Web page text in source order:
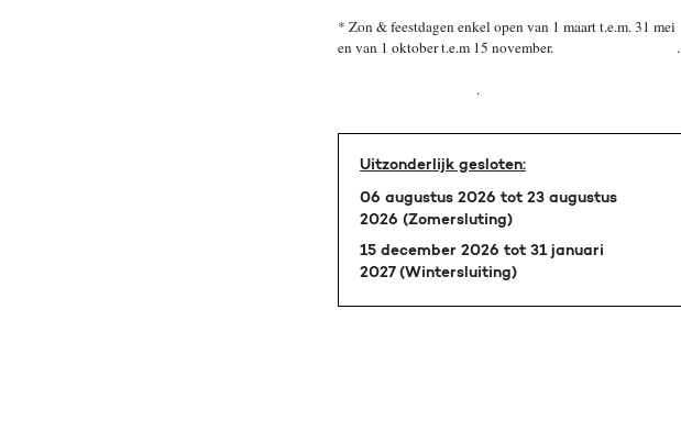
* Zon & feestdagen enkel open van 1 maart t.e.m. 31 mei
en van 1 oktober t.e.m 15 november. .
.
Uitzonderlijk gesloten:
06 augustus 2026 tot 23 augustus
2026 (Zomersluting)
15 december 2026 tot 31 januari
2027 (Wintersluiting)